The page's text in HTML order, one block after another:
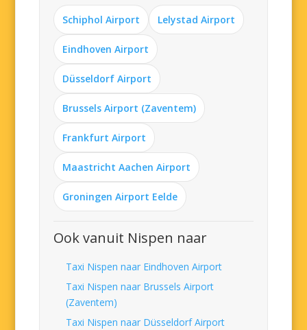
Schiphol Airport Lelystad Airport
Eindhoven Airport
Düsseldorf Airport
Brussels Airport (Zaventem)
Frankfurt Airport
Maastricht Aachen Airport
Groningen Airport Eelde
Ook vanuit Nispen naar
Taxi Nispen naar Eindhoven Airport
Taxi Nispen naar Brussels Airport
(Zaventem)
Taxi Nispen naar Düsseldorf Airport